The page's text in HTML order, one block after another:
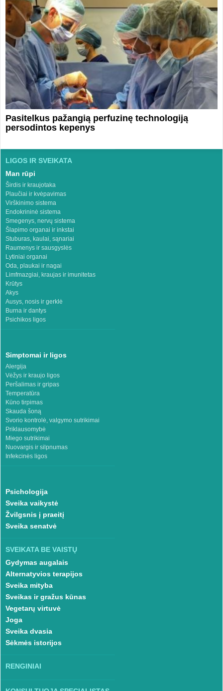
Pasitelkus pažangią perfuzinę technologiją
persodintos kepenys
LIGOS IR SVEIKATA
Man rūpi
Širdis ir kraujotaka
Plaučiai ir kvėpavimas
Virškinimo sistema
Endokrininė sistema
Smegenys, nervų sistema
Šlapimo organai ir inkstai
Stuburas, kaulai, sąnariai
Raumenys ir sausgyslės
Lytiniai organai
Oda, plaukai ir nagai
Limfmazgiai, kraujas ir imunitetas
Krūtys
Akys
Ausys, nosis ir gerklė
Burna ir dantys
Psichikos ligos
Simptomai ir ligos
Alergija
Vėžys ir kraujo ligos
Peršalimas ir gripas
Temperatūra
Kūno tirpimas
Skauda šoną
Svorio kontrolė, valgymo sutrikimai
Priklausomybė
Miego sutrikimai
Nuovargis ir silpnumas
Infekcinės ligos
Psichologija
Sveika vaikystė
Žvilgsnis į praeitį
Sveika senatvė
SVEIKATA BE VAISTŲ
Gydymas augalais
Alternatyvios terapijos
Sveika mityba
Sveikas ir gražus kūnas
Vegetarų virtuvė
Joga
Sveika dvasia
Sėkmės istorijos
RENGINIAI